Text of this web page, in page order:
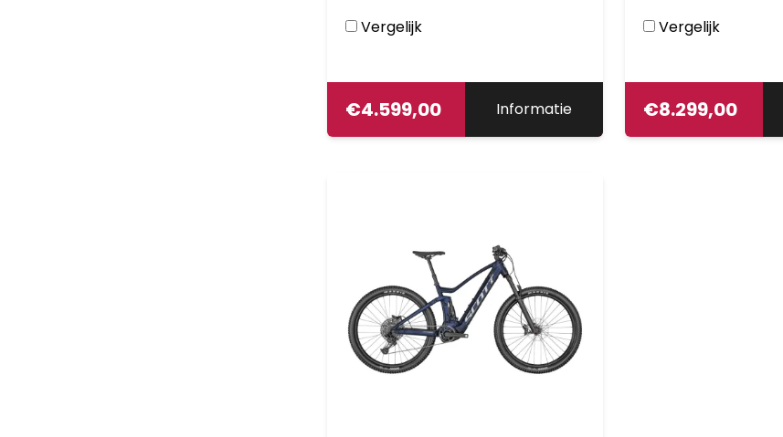
Vergelijk
€4.599,00 Informatie
Vergelijk
€8.299,00